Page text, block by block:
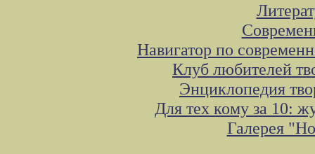
Навигатор по
Клуб любителей
Энциклопедия
Для тех кому за 10:
Галерея